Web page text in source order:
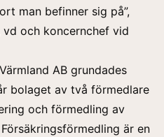
man befinner sig på”,
vd och koncernchef vid
AB grundades
bolaget av två förmedlare
och förmedling av
är en